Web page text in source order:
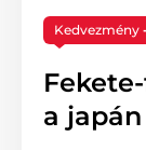
Kedvezmény
a